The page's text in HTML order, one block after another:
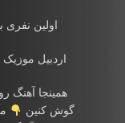
اولین نفری
اردبیل موزیک
همینجا آهنگ
گوش کنین